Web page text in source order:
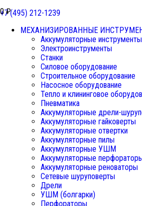
0₽
+7 (495) 212-1239
МЕХАНИЗИРОВАННЫЕ
Аккумуляторные инструменты
Электроинструменты
Станки
Силовое оборудование
Строительное оборудование
Насосное оборудование
Тепло и клининговое
Пневматика
Аккумуляторные дрели-
Аккумуляторные гайковерты
Аккумуляторные отвертки
Аккумуляторные пилы
Аккумуляторные УШМ
Аккумуляторные
Аккумуляторные реноваторы
Сетевые шуруповерты
Дрели
УШМ (болгарки)
Перфораторы